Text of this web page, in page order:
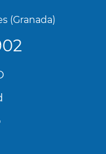
(Granada)